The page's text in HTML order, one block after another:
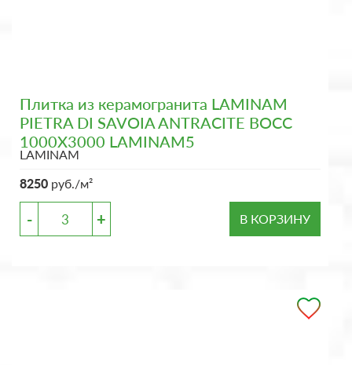
Плитка из керамогранита LAMINAM
PIETRA DI SAVOIA ANTRACITE BOCC
1000X3000 LAMINAM5
LAMINAM
8250 руб./м²
- + В КОРЗИНУ